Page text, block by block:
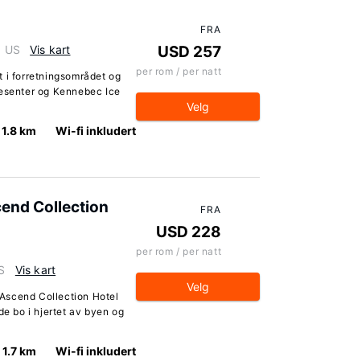
US Vis kart
i forretningsområdet og
og Kennebec Ice
1.8 km Wi-fi inkludert
FRA
USD 257
per rom / per natt
Velg
Collection
Vis kart
Collection Hotel
bo i hjertet av byen og
1.7 km Wi-fi inkludert
FRA
USD 228
per rom / per natt
Velg